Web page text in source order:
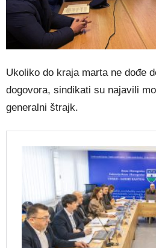
Ukoliko do kraja marta ne dođe
dogovora, sindikati su najavili
generalni štrajk.